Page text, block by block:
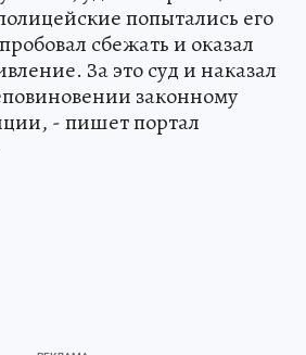
попытались его
сбежать и оказал
За это суд и наказал
законному
- пишет портал